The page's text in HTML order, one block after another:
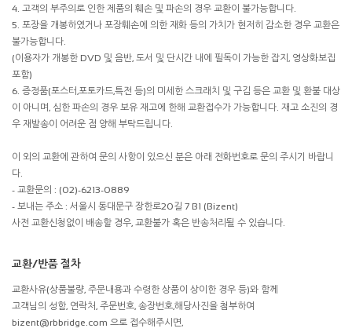
4. 고객의 부주의로 인한 제품의 훼손 및 파손의 경우 교환이 불가능합니다.
5. 포장을 개봉하였거나 포장훼손에 의한 재화 등의 가치가 현저히 감소한 경우 교환은
불가능합니다.
(이용자가 개봉한 DVD 및 음반, 도서 및 단시간 내에 필독이 가능한 잡지, 영상화보집
포함)
6. 증정품(포스터,포토카드,특전 등)의 미세한 스크래치 및 구김 등은 교환 및 환불 대상
이 아니며, 심한 파손의 경우 보유 재고에 한해 교환접수가 가능합니다. 재고 소진의 경
우 재발송이 어려운 점 양해 부탁드립니다.
이 외의 교환에 관하여 문의 사항이 있으신 분은 아래 전화번호로 문의 주시기 바랍니
다.
- 교환문의 : (02)-6213-0889
- 보내는 주소 : 서울시 동대문구 장한로20길 7 B1 (Bizent)
사전 교환신청없이 배송할 경우, 교환불가 혹은 반송처리될 수 있습니다.
교환/반품 절차
교환사유(상품불량, 주문내용과 수령한 상품이 상이한 경우 등)와 함께
고객님의 성함, 연락처, 주문번호, 송장번호,해당사진을 첨부하여
bizent@rbbridge.com 으로 접수해주시면,